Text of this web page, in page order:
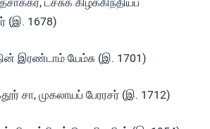
(இ. 1678)
இரண்டாம் யேம்சு (இ. 1701)
சா, முகலாயப் பேரரசர் (இ. 1712)